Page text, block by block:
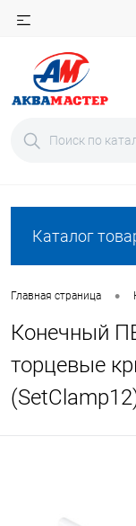
Каталог
Главная страница •
Конечный
торцевые